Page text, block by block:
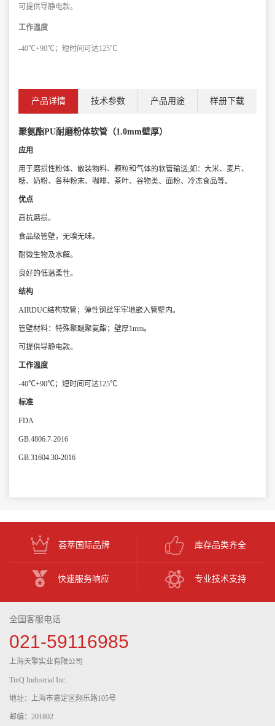
可提供导静电款。
工作温度
-40℃+90℃；短时间可达125℃
产品详情 技术参数 产品用途 样册下载
聚氨酯PU耐磨粉体软管（1.0mm壁厚）
应用
用于磨损性粉体、散装物料、颗粒和气体的软管输送;如：大米、麦片、
糖、奶粉、各种粉末、咖啡、茶叶、谷物类、面粉、冷冻食品等。
优点
高抗磨损。
食品级管壁，无嗅无味。
耐微生物及水解。
良好的低温柔性。
结构
AIRDUC结构软管；弹性钢丝牢牢地嵌入管壁内。
管壁材料：特殊聚醚聚氨酯；壁厚1mm。
可提供导静电款。
工作温度
-40℃+90℃；短时间可达125℃
标准
FDA
GB.4806.7-2016
GB.31604.30-2016
荟萃国际品牌 库存品类齐全
快速服务响应 专业技术支持
全国客服电话
021-59116985
上海天擎实业有限公司
TinQ Industrial Inc.
地址：上海市嘉定区翔乐路105号
邮编：201802